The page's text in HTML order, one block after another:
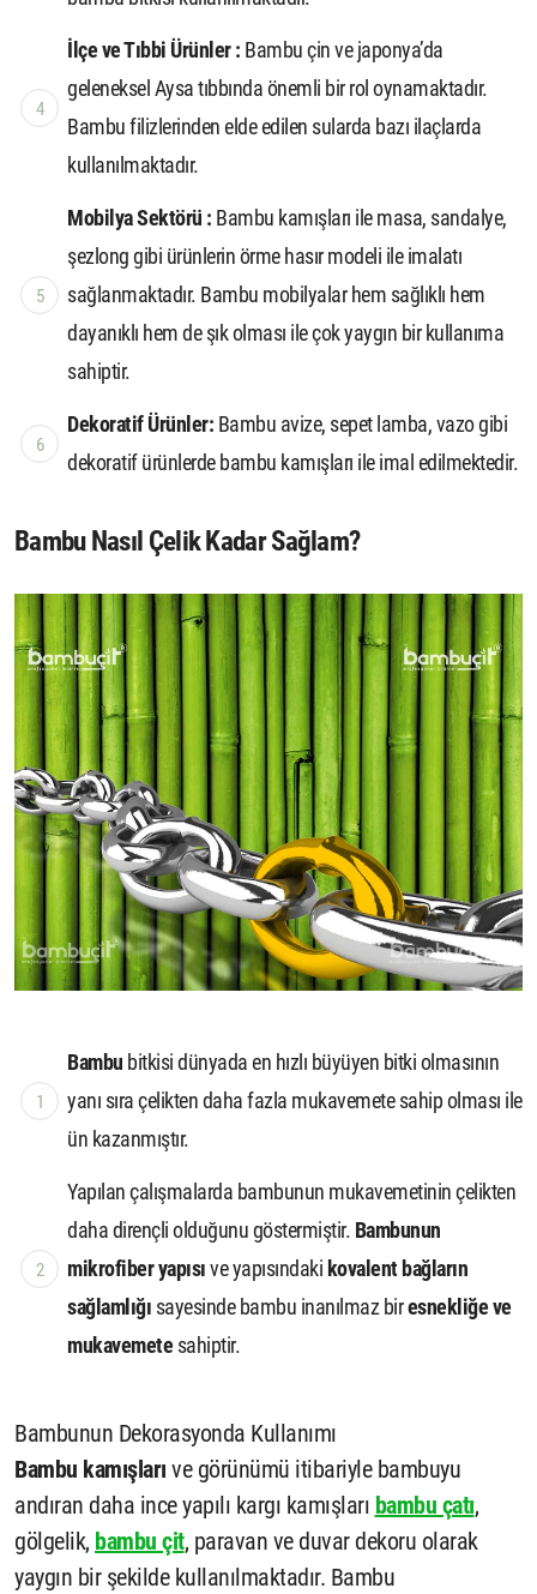
İlçe ve Tıbbi Ürünler : Bambu çin ve japonya’da
geleneksel Aysa tıbbında önemli bir rol oynamaktadır.
Bambu filizlerinden elde edilen sularda bazı ilaçlarda
kullanılmaktadır.
Mobilya Sektörü : Bambu kamışları ile masa, sandalye,
şezlong gibi ürünlerin örme hasır modeli ile imalatı
sağlanmaktadır. Bambu mobilyalar hem sağlıklı hem
dayanıklı hem de şık olması ile çok yaygın bir kullanıma
sahiptir.
Dekoratif Ürünler: Bambu avize, sepet lamba, vazo gibi
dekoratif ürünlerde bambu kamışları ile imal edilmektedir.
Bambu Nasıl Çelik Kadar Sağlam?
Bambu bitkisi dünyada en hızlı büyüyen bitki olmasının
yanı sıra çelikten daha fazla mukavemete sahip olması ile
ün kazanmıştır.
Yapılan çalışmalarda bambunun mukavemetinin çelikten
daha dirençli olduğunu göstermiştir. Bambunun
mikrofiber yapısıve yapısındaki kovalent bağların
sağlamlığı sayesinde bambu inanılmaz biresnekliğe ve
mukavemete sahiptir.
Bambunun Dekorasyonda Kullanımı
Bambu kamışları ve görünümü itibariyle bambuyu
andıran daha ince yapılı kargı kamışları bambu çatı,
gölgelik, bambu çit, paravan ve duvar dekoru olarak
yaygın bir şekilde kullanılmaktadır. Bambu